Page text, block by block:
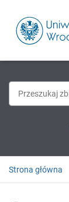
Strona główna